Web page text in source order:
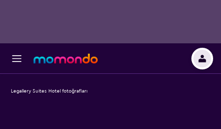
Legallery Suites Hotel fotoğrafları